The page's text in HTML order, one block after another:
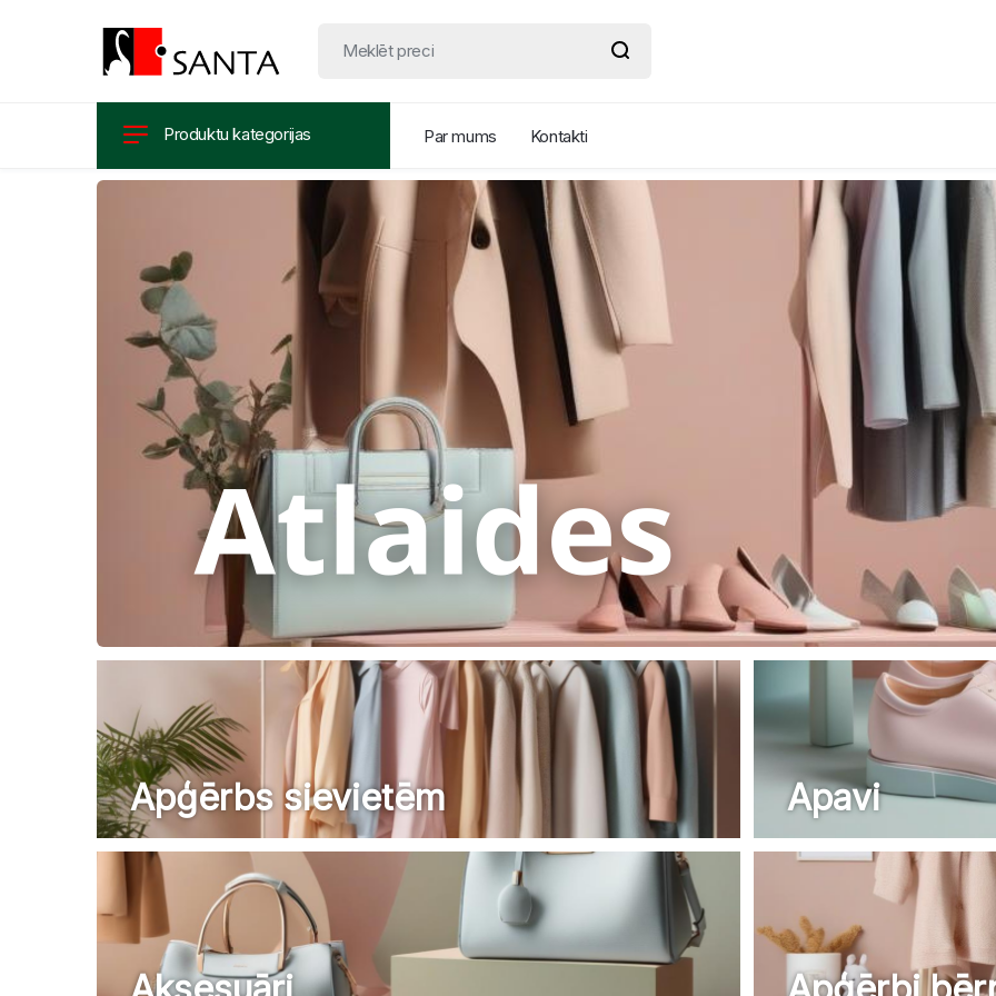
Produktu kategorijas Par mums Kontakti
Apģērbs sievietēm Apavi